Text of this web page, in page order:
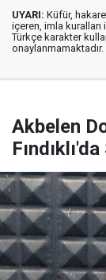
UYARI: Küfür,
içeren, imla kuralları
Türkçe karakter
onaylanmamaktadır.
Akbelen